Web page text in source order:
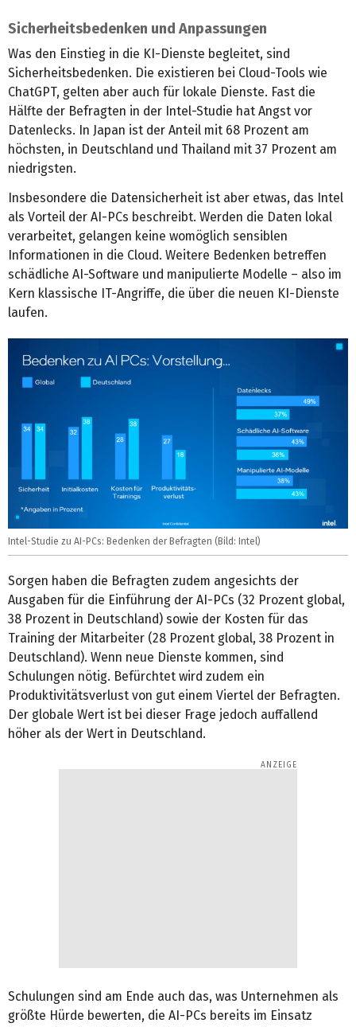
Sicherheitsbedenken und Anpassungen
Was den Einstieg in die KI-Dienste begleitet, sind
Sicherheitsbedenken. Die existieren bei Cloud-Tools wie
ChatGPT, gelten aber auch für lokale Dienste. Fast die
Hälfte der Befragten in der Intel-Studie hat Angst vor
Datenlecks. In Japan ist der Anteil mit 68 Prozent am
höchsten, in Deutschland und Thailand mit 37 Prozent am
niedrigsten.
Insbesondere die Datensicherheit ist aber etwas, das Intel
als Vorteil der AI-PCs beschreibt. Werden die Daten lokal
verarbeitet, gelangen keine womöglich sensiblen
Informationen in die Cloud. Weitere Bedenken betreffen
schädliche AI-Software und manipulierte Modelle – also im
Kern klassische IT-Angriffe, die über die neuen KI-Dienste
laufen.
Intel-Studie zu AI-PCs: Bedenken der Befragten (Bild: Intel)
Sorgen haben die Befragten zudem angesichts der
Ausgaben für die Einführung der AI-PCs (32 Prozent global,
38 Prozent in Deutschland) sowie der Kosten für das
Training der Mitarbeiter (28 Prozent global, 38 Prozent in
Deutschland). Wenn neue Dienste kommen, sind
Schulungen nötig. Befürchtet wird zudem ein
Produktivitätsverlust von gut einem Viertel der Befragten.
Der globale Wert ist bei dieser Frage jedoch auffallend
höher als der Wert in Deutschland.
Schulungen sind am Ende auch das, was Unternehmen als
größte Hürde bewerten, die AI-PCs bereits im Einsatz